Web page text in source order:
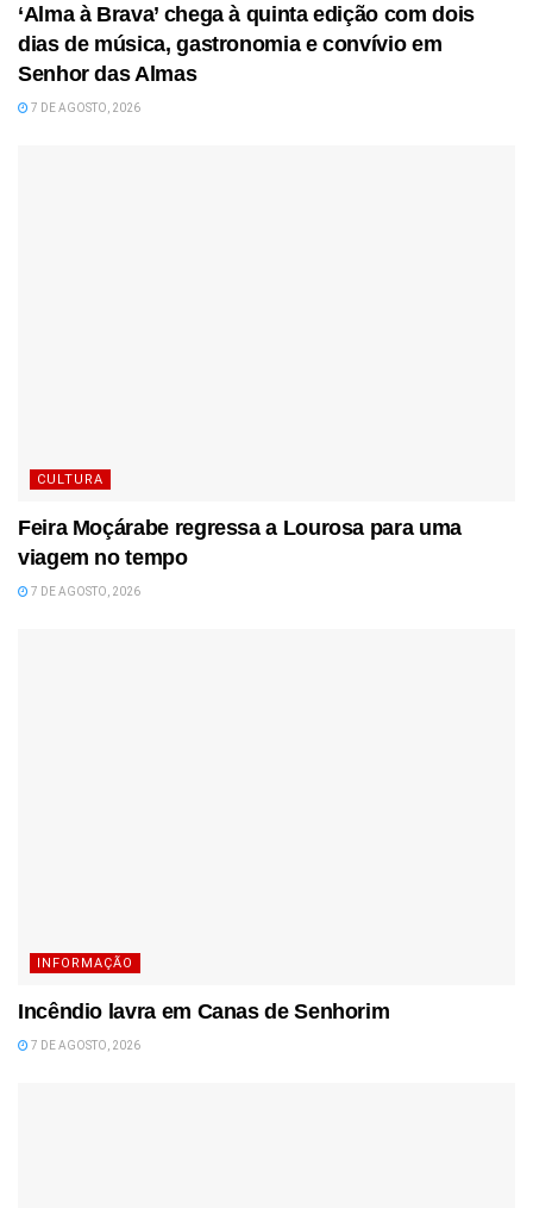
‘Alma à Brava’ chega à quinta edição com dois
dias de música, gastronomia e convívio em
Senhor das Almas
7 DE AGOSTO, 2026
CULTURA
Feira Moçárabe regressa a Lourosa para uma
viagem no tempo
7 DE AGOSTO, 2026
INFORMAÇÃO
Incêndio lavra em Canas de Senhorim
7 DE AGOSTO, 2026